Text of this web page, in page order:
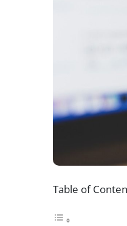
Table of